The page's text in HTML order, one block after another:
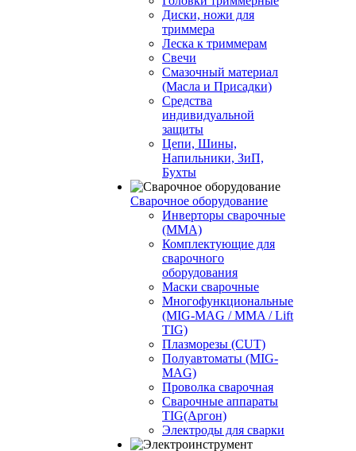
Диски, ножи для
триммера
Леска к триммерам
Свечи
Смазочный материал
(Масла и Присадки)
Средства
индивидуальной
защиты
Цепи, Шины,
Напильники, ЗиП,
Бухты
Сварочное оборудование
Инверторы сварочные
(ММА)
Комплектующие для
сварочного
оборудования
Маски сварочные
Многофункциональные
(MIG-MAG / MMA / Lift
TIG)
Плазморезы (CUT)
Полуавтоматы (МIG-
MAG)
Проволка сварочная
Сварочные аппараты
TIG(Аргон)
Электроды для сварки